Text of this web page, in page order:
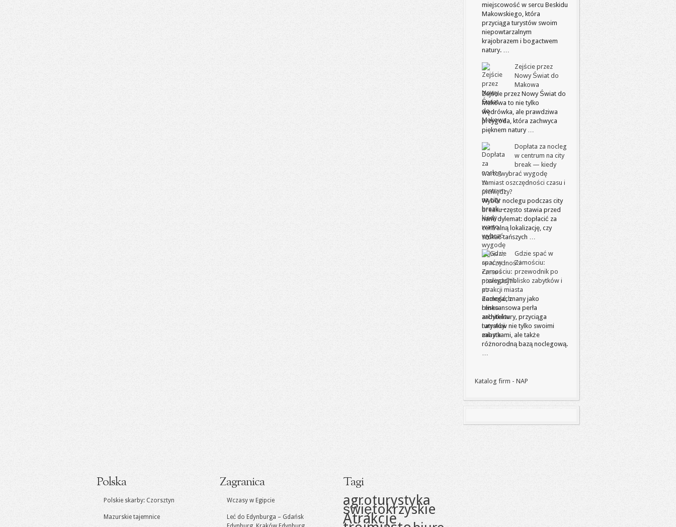
miejscowość w sercu Beskidu
Makowskiego, która
przyciąga turystów swoim
niepowtarzalnym
krajobrazem i bogactwem
natury. …
Zejście przez
Nowy Świat do
Makowa
Zejście przez Nowy Świat do
Makowa to nie tylko
wędrówka, ale prawdziwa
przygoda, która zachwyca
pięknem natury …
Dopłata za nocleg
w centrum na city
break — kiedy
warto wybrać wygodę
zamiast oszczędności czasu i
pieniędzy?
Wybór noclegu podczas city
breaku często stawia przed
nami dylemat: dopłacić za
centralną lokalizację, czy
szukać tańszych …
Gdzie spać w
Zamościu:
przewodnik po
noclegach blisko zabytków i
atrakcji miasta
Zamość, znany jako
renesansowa perła
architektury, przyciąga
turystów nie tylko swoimi
zabytkami, ale także
różnorodną bazą noclegową.
…
Katalog firm - NAP
Polska
Polskie skarby: Czorsztyn
Mazurskie tajemnice
Zagranica
Wczasy w Egipcie
Leć do Edynburga – Gdańsk
Tagi
agroturystyka
świętokrzyskie
Atrakcje